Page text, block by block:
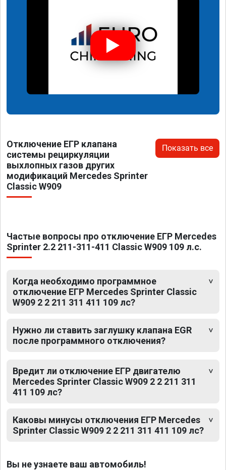
Отключение ЕГР клапана
системы рециркуляции
выхлопных газов других
модификаций Mercedes Sprinter
Classic W909
Показать все
Частые вопросы про отключение ЕГР Mercedes
Sprinter 2.2 211-311-411 Classic W909 109 л.с.
Когда необходимо программное
отключение ЕГР Mercedes Sprinter Classic
W909 2 2 211 311 411 109 лс?
Нужно ли ставить заглушку клапана EGR
после программного отключения?
Вредит ли отключение ЕГР двигателю
Mercedes Sprinter Classic W909 2 2 211 311
411 109 лс?
Каковы минусы отключения ЕГР Mercedes
Sprinter Classic W909 2 2 211 311 411 109 лс?
Вы не узнаете ваш автомобиль!